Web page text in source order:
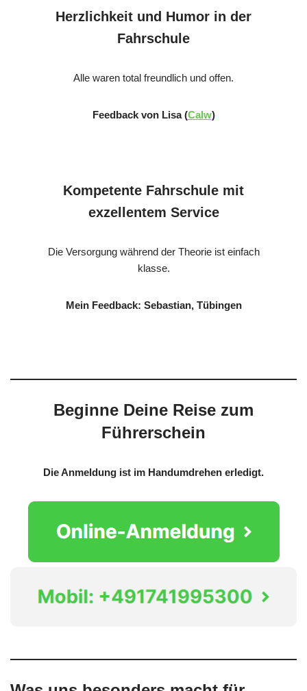
Herzlichkeit und Humor in der
Fahrschule
Alle waren total freundlich und offen.
Feedback von Lisa (Calw)
Kompetente Fahrschule mit
exzellentem Service
Die Versorgung während der Theorie ist einfach
klasse.
Mein Feedback: Sebastian, Tübingen
Beginne Deine Reise zum
Führerschein
Die Anmeldung ist im Handumdrehen erledigt.